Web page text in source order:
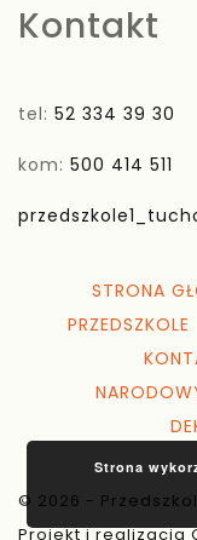
Kontakt
tel: 52 334 39 30
kom: 500 414 511
STRONA
PRZEDSZKOLE
© 2026 -
Projekt i realizacja
Strona